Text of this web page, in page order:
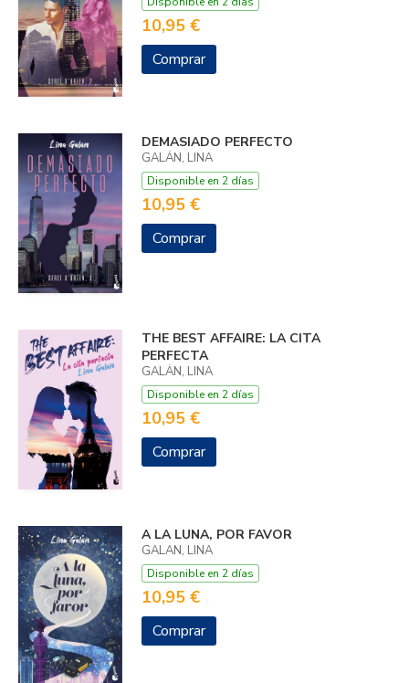
10,95 €
Comprar
DEMASIADO PERFECTO
GALÁN, LINA
Disponible en 2 días
10,95 €
Comprar
THE BEST AFFAIRE: LA CITA
PERFECTA
GALÁN, LINA
Disponible en 2 días
10,95 €
Comprar
A LA LUNA, POR FAVOR
GALAN, LINA
Disponible en 2 días
10,95 €
Comprar